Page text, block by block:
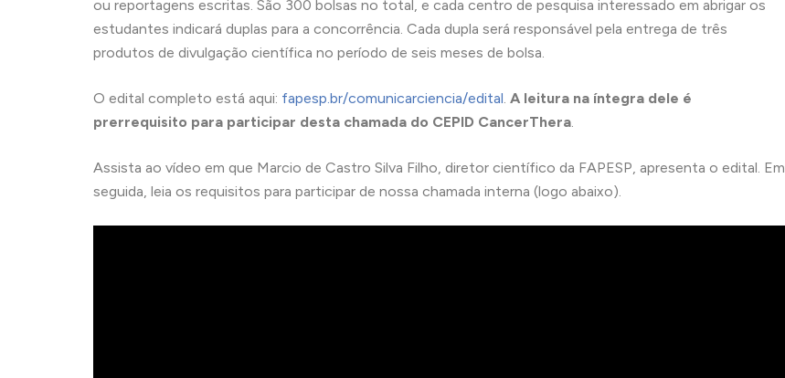
ou reportagens escritas. São 300 bolsas no total, e cada centro de pesquisa interessado em abrigar os
estudantes indicará duplas para a concorrência. Cada dupla será responsável pela entrega de três
produtos de divulgação científica no período de seis meses de bolsa.
O edital completo está aqui: fapesp.br/comunicarciencia/edital A leitura na íntegra dele é
prerrequisito para participar desta chamada do CEPID CancerThera
Assista ao vídeo em que Marcio de Castro Silva Filho, diretor científico da FAPESP, apresenta o edital. Em
seguida, leia os requisitos para participar de nossa chamada interna (logo abaixo).